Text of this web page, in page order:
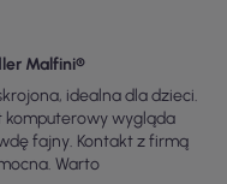
Malfini®
idealna dla dzieci.
komputerowy wygląda
fajny. Kontakt z firmą
Warto